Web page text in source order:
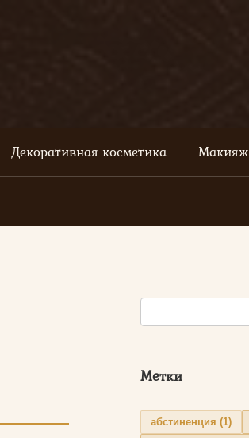
Декоративная косметика Макияж
Поиск:
Метки
абстиненция (1)